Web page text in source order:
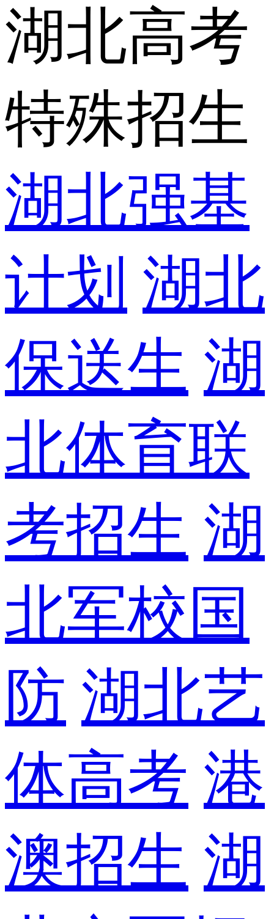
湖北高考
特殊招生
湖北强基
计划 湖北
保送生 湖
北体育联
考招生 湖
北军校国
防 湖北艺
体高考 港
澳招生 湖